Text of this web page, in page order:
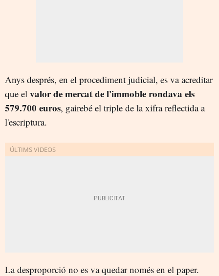
Anys després, en el procediment judicial, es va acreditar
que el valor de mercat de l'immoble rondava els
579.700 euros, gairebé el triple de la xifra reflectida a
l'escriptura.
La desproporció no es va quedar només en el paper.